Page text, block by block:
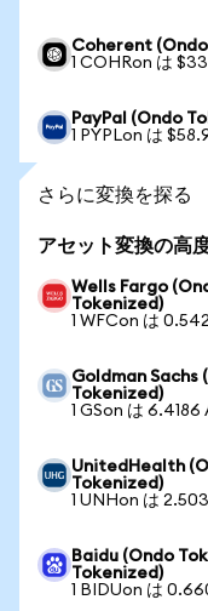
Coherent (Ondo
1 COHRon は
PayPal (Ondo
1 PYPLon は
さらに変換を探る
アセット変換の高
Wells Fargo
Tokenized)
1 WFCon は
Goldman Sachs
Tokenized)
1 GSon は
UnitedHealth
Tokenized)
1 UNHon は
Baidu (Ondo
Tokenized)
1 BIDUon は